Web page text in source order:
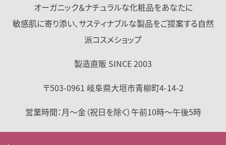
オーガニック＆ナチュラルな化粧品をあなたに
敏感肌に寄り添い、サスティナブルな製品をご提案する自然
派コスメショップ
製造直販 SINCE 2003
〒503-0961 岐阜県大垣市青柳町4-14-2
営業時間：月～金（祝日を除く）午前10時～午後5時